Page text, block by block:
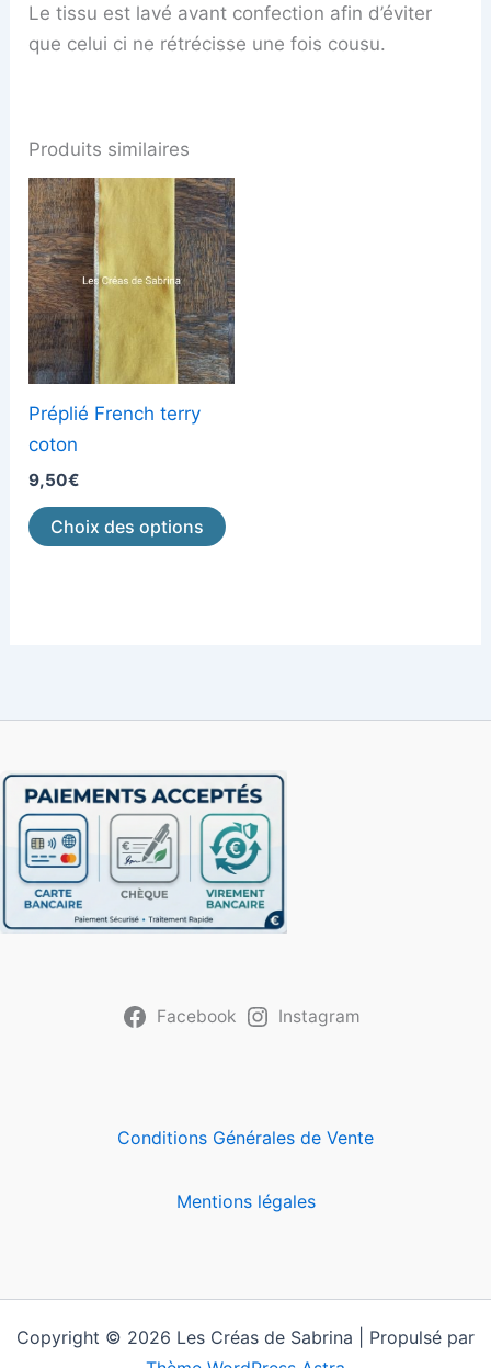
Le tissu est lavé avant confection afin d’éviter
que celui ci ne rétrécisse une fois cousu.
Produits similaires
Préplié French terry
coton
9,50€
Choix des options
Ce
produit
a
plusieurs
variations.
Les
options
la
Facebook Instagram
Conditions Générales de Vente
Mentions légales
Copyright © 2026 Les Créas de Sabrina | Propulsé par